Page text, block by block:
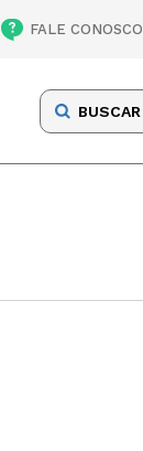
FALE CONOSCO